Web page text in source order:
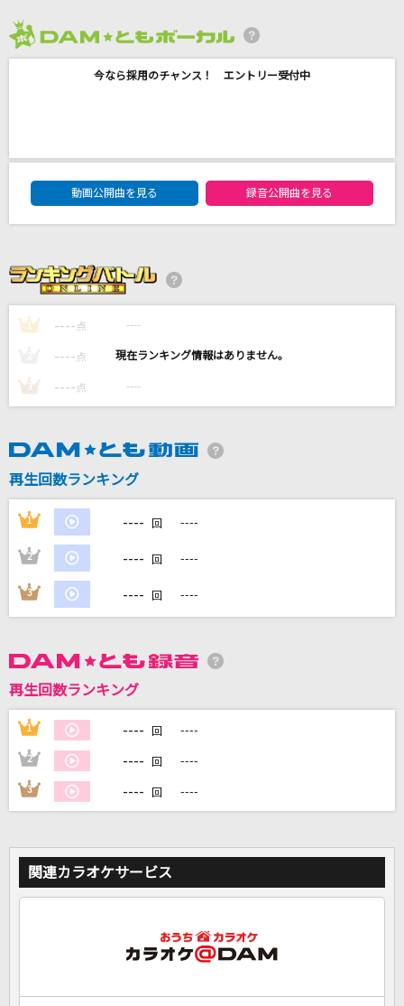
クーネル・エンゲイザー
でんきくじら
[生音]恋の季節
シェイプシフター
This is LAST
[生音]Walking with you
Novelbright
カカッテコーゼ(ビデオクリップバージョン)
カラオケ最新情報をチェック！
今なら採用のチャンス！ エントリー受付中
DAM★ともボーカルエントリーランキング
動画公開曲を見る
録音公開曲を見る
1 ---- 点 ----
---- 点 ----
3 ---- 点 ----
再生回数ランキング
1 ---- 回 ----
2 ---- 回 ----
3 ---- 回 ----
再生回数ランキング
1 ---- 回 ----
2 ---- 回 ----
3 ---- 回 ----
関連カラオケサービス